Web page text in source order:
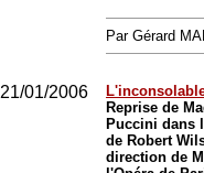
Par Gérard
21/01/2006
Reprise de
Puccini dans
de Robert
direction de